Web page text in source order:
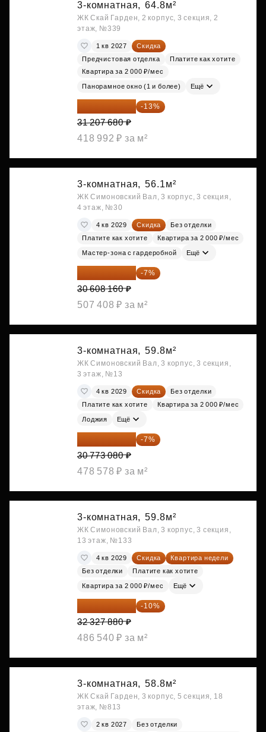
3-комнатная, 64.8м²
ЖК Скай Гарден, 2 корпус, 3 секция, 2
этаж, №339
1 кв 2027
Скидка
Предчистовая отделка
Платите как хотите
Квартира за 2 000 ₽/мес
Панорамное окно (1 и более) Ещё
27 150 682 ₽ -13%
31 207 680 ₽
418 992 ₽ за м²
3-комнатная, 56.1м²
ЖК Симоновский Вал, 3 корпус, 3 секция,
4 этаж, №30
4 кв 2029 Скидка
Без отделки
Платите как хотите
Квартира за 2 000 ₽/мес
Мастер-зона с гардеробной Ещё
28 465 589 ₽ -7%
30 608 160 ₽
507 408 ₽ за м²
3-комнатная, 59.8м²
ЖК Симоновский Вал, 3 корпус, 3 секция,
3 этаж, №13
4 кв 2029 Скидка
Без отделки
Платите как хотите
Квартира за 2 000 ₽/мес
Лоджия Ещё
28 618 964 ₽ -7%
30 773 080 ₽
478 578 ₽ за м²
3-комнатная, 59.8м²
ЖК Симоновский Вал, 3 корпус, 3 секция,
13 этаж, №133
4 кв 2029 Скидка
Квартира недели
Без отделки
Платите как хотите
Квартира за 2 000 ₽/мес Ещё
29 095 092 ₽ -10%
32 327 880 ₽
486 540 ₽ за м²
3-комнатная, 58.8м²
ЖК Скай Гарден, 3 корпус, 5 секция, 18
этаж, №813
2 кв 2027 Без отделки